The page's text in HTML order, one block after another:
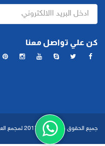
كن علي تواصل معنا
جميع الحقوق محفوظة ©2017 لمجمع العالمية الطبي